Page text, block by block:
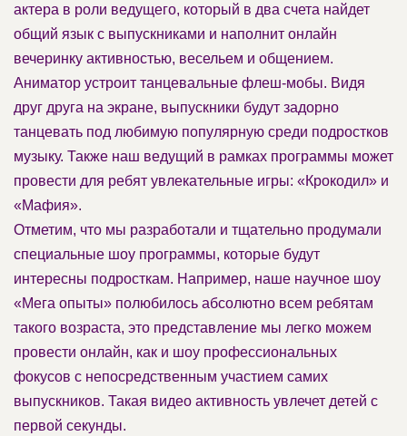
актера в роли ведущего, который в два счета найдет
общий язык с выпускниками и наполнит онлайн
вечеринку активностью, весельем и общением.
Аниматор устроит танцевальные флеш-мобы. Видя
друг друга на экране, выпускники будут задорно
танцевать под любимую популярную среди подростков
музыку. Также наш ведущий в рамках программы может
провести для ребят увлекательные игры: «Крокодил» и
«Мафия».
Отметим, что мы разработали и тщательно продумали
специальные шоу программы, которые будут
интересны подросткам. Например, наше научное шоу
«Мега опыты» полюбилось абсолютно всем ребятам
такого возраста, это представление мы легко можем
провести онлайн, как и шоу профессиональных
фокусов с непосредственным участием самих
выпускников. Такая видео активность увлечет детей с
первой секунды.